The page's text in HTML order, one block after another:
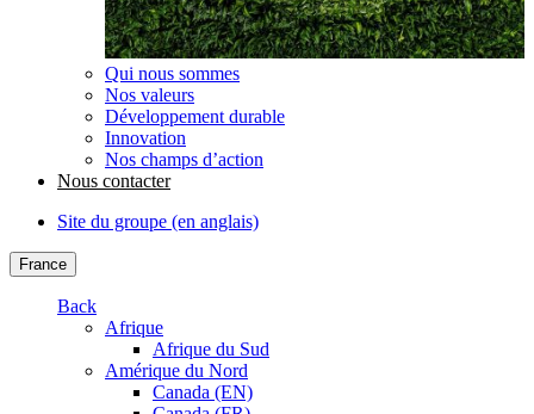
Qui nous sommes
Nos valeurs
Développement durable
Innovation
Nos champs d’action
Nous contacter
Site du groupe (en anglais)
France
Back
Afrique
Afrique du Sud
Amérique du Nord
Canada (EN)